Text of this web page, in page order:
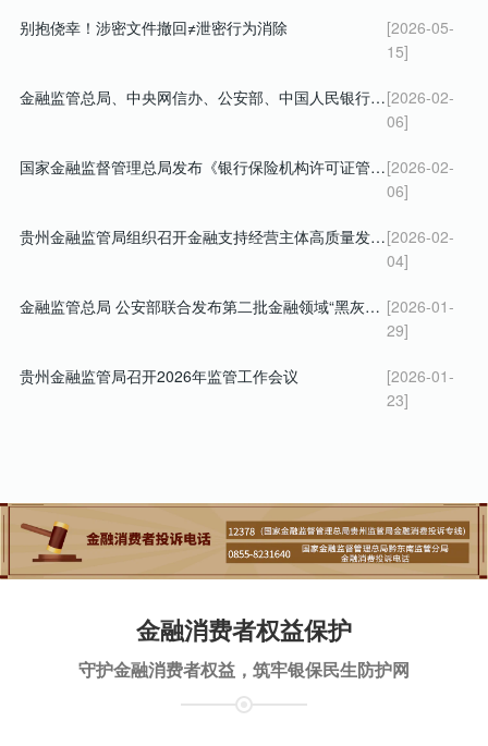
别抱侥幸！涉密文件撤回≠泄密行为消除
[2026-05-
15]
金融监管总局、中央网信办、公安部、中国人民银行、中国证监会 关于警惕不法“代理维权”短视频及直播陷阱的风险提示[2026-02-
06]
国家金融监督管理总局发布《银行保险机构许可证管理办法》[2026-02-
06]
贵州金融监管局组织召开金融支持经营主体高质量发展暨 深化小微企业融资协调工作机制会议[2026-02-
04]
金融监管总局 公安部联合发布第二批金融领域“黑灰产”违法犯罪典型案例 [2026-01-
29]
贵州金融监管局召开2026年监管工作会议
[2026-01-
23]
金融消费者权益保护
守护金融消费者权益，筑牢银保民生防护网